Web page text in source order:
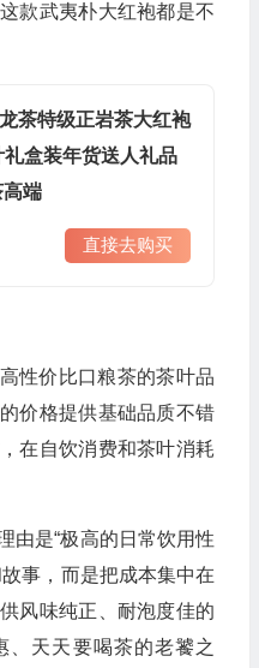
款武夷朴大红袍都是不
茶特级正岩茶大红袍
盒装年货送人礼品
端
直接去购买
性价比口粮茶的茶叶品
价格提供基础品质不错
在自饮消费和茶叶消耗
由是“极高的日常饮用性
事，而是把成本集中在
风味纯正、耐泡度佳的
、天天要喝茶的老饕之